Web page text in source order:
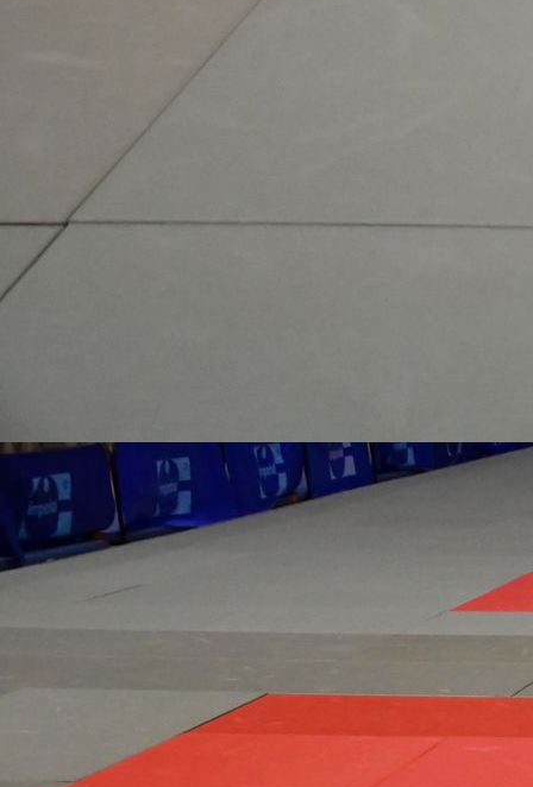
47380b48-ea6d-4b68-9de7-6d7da43b937b